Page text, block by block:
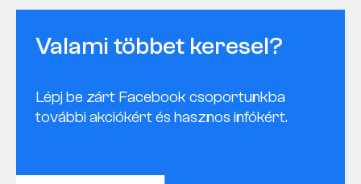
Valami többet keresel?
Lépj be zárt Facebook csoportunkba
további akciókért és hasznos infókért.